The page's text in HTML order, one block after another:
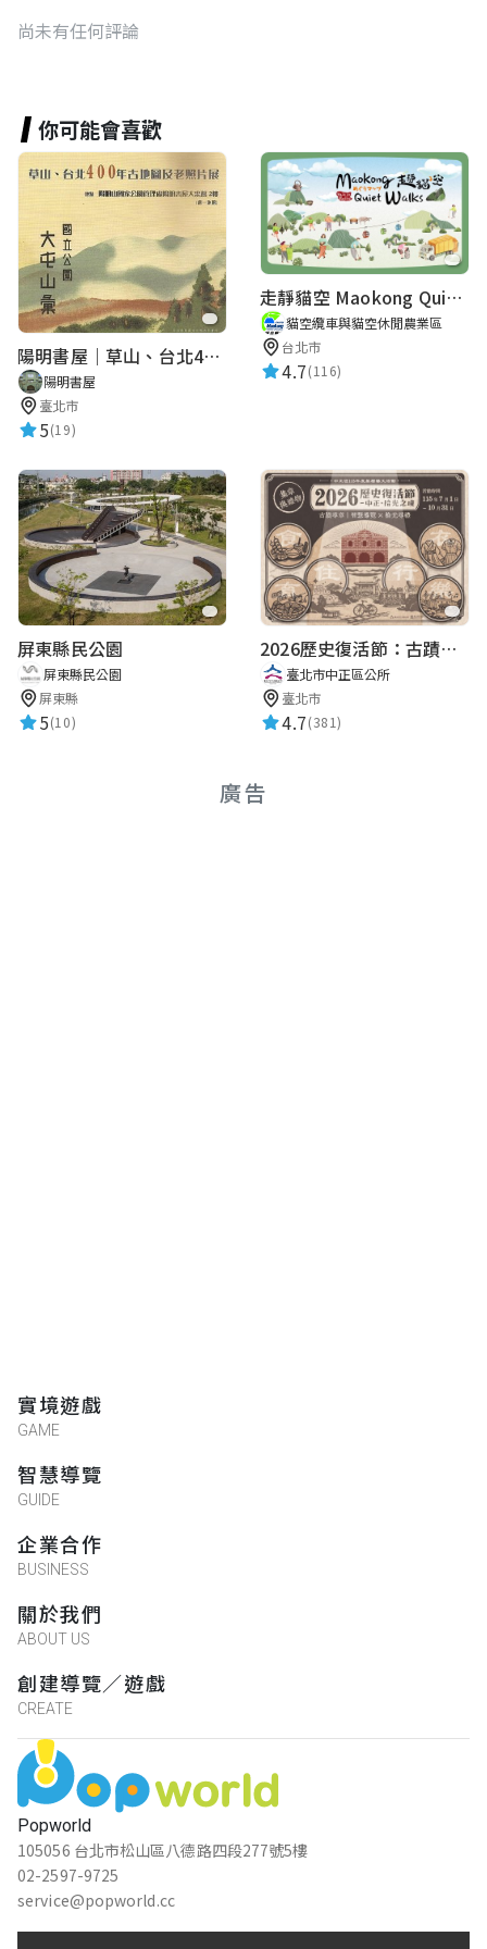
尚未有任何評論
你可能會喜歡
陽明書屋｜草山、台北400年古地圖老照片展｜智慧導覽
陽明書屋
臺北市
5(19)
走靜貓空 Maokong Quiet Walks
貓空纜車與貓空休閒農業區
台北市
4.7(116)
屏東縣民公園
屏東縣民公園
屏東縣
5(10)
2026歷史復活節：古蹟尋章 | 智慧導覽 × 拾光尋禮
臺北市中正區公所
臺北市
4.7(381)
廣告
Popworld
105056 台北市松山區八德路四段277號5樓
02-2597-9725
service@popworld.cc
實境遊戲
GAME
智慧導覽
GUIDE
企業合作
BUSINESS
關於我們
ABOUT US
創建導覽／遊戲
CREATE